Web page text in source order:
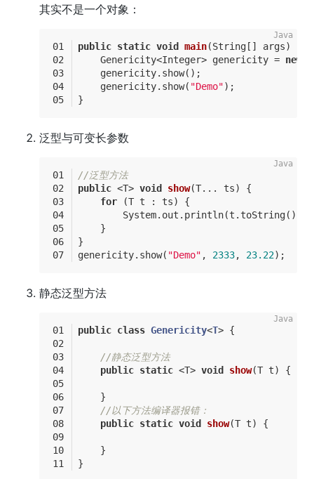
其实不是一个对象：
public static void main(String[] args)
    Genericity<Integer> genericity =
new
    genericity.show();
    genericity.show(
"Demo");
}
泛型与可变长参数
//泛型方法
public <T> void show(T... ts)
{
for (T t : ts) {
    	System.out.println(t.toString());
    }
}
genericity.show( "Demo" , 2333, 23.22);
静态泛型方法
public class Genericity<T> {
//静态泛型方法
public static <T> void show(T t) {
    }
//以下方法编译器报错：
public static void show(T t) {
    }
}